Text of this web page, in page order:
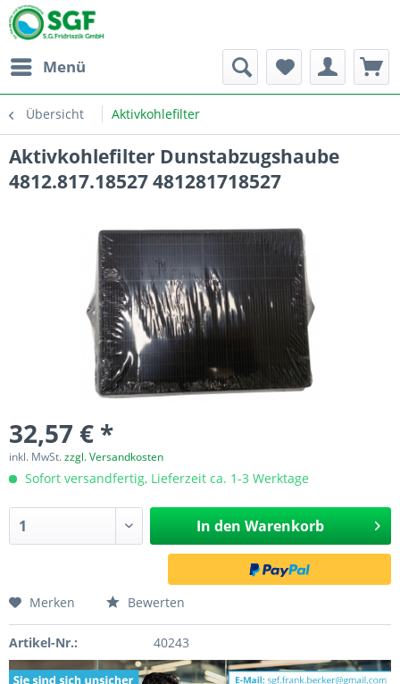
Menü
Übersicht Aktivkohlefilter
Aktivkohlefilter Dunstabzugshaube
4812.817.18527 481281718527
32,57 € *
inkl. MwSt.zzgl. Versandkosten
Sofort versandfertig, Lieferzeit ca. 1-3 Werktage
In den Warenkorb
Merken Bewerten
Artikel-Nr.: 40243